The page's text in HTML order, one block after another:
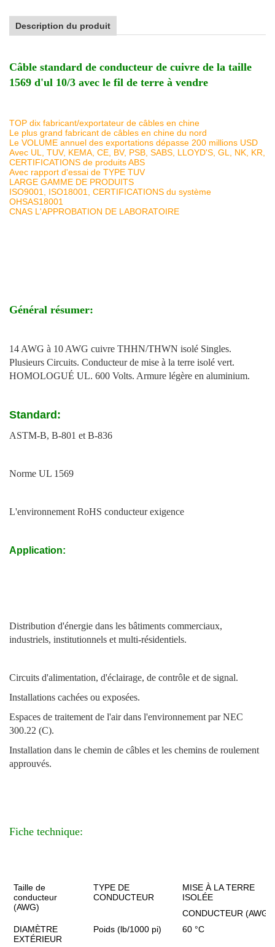
Description du produit
Câble standard de conducteur de cuivre de la taille
1569 d'ul 10/3 avec le fil de terre à vendre
TOP dix fabricant/exportateur de câbles en chine
Le plus grand fabricant de câbles en chine du nord
Le VOLUME annuel des exportations dépasse 200 millions USD
Avec UL, TUV, KEMA, CE, BV, PSB, SABS, LLOYD'S, GL, NK, KR,
CERTIFICATIONS de produits ABS
Avec rapport d'essai de TYPE TUV
LARGE GAMME DE PRODUITS
ISO9001, ISO18001, CERTIFICATIONS du système
OHSAS18001
CNAS L'APPROBATION DE LABORATOIRE
Général résumer:
14 AWG à 10 AWG cuivre THHN/THWN isolé Singles.
Plusieurs Circuits. Conducteur de mise à la terre isolé vert.
HOMOLOGUÉ UL. 600 Volts. Armure légère en aluminium.
Standard:
ASTM-B, B-801 et B-836
Norme UL 1569
L'environnement RoHS conducteur exigence
Application:
Distribution d'énergie dans les bâtiments commerciaux,
industriels, institutionnels et multi-résidentiels.
Circuits d'alimentation, d'éclairage, de contrôle et de signal.
Installations cachées ou exposées.
Espaces de traitement de l'air dans l'environnement par NEC
300.22 (C).
Installation dans le chemin de câbles et les chemins de roulement
approuvés.
Fiche technique:
Taille de
conducteur
(AWG)
TYPE DE
CONDUCTEUR
MISE À LA TERRE
ISOLÉE
CONDUCTEUR (AWG)
DIAMÈTRE
EXTÉRIEUR
Poids (lb/1000 pi) 60 °C